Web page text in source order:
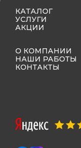
КАТАЛОГ
УСЛУГИ
АКЦИИ
О КОМПАНИИ
НАШИ РАБОТЫ
КОНТАКТЫ